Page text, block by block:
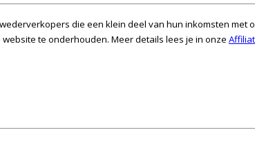
die een klein deel van hun inkomsten
te onderhouden. Meer details lees je in onze